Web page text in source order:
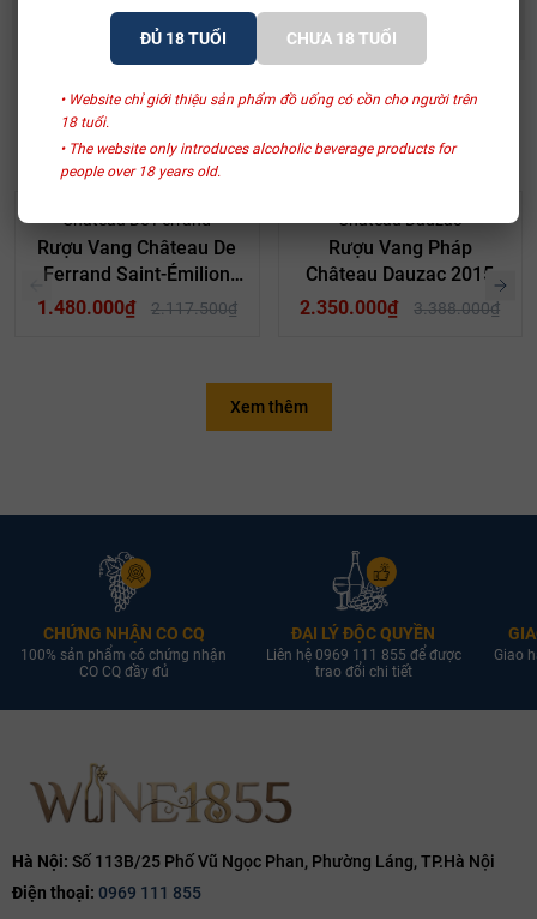
ĐỦ 18 TUỔI CHƯA 18 TUỔI
• Website chỉ giới thiệu sản phẩm đồ uống có cồn cho người trên
18 tuổi.
• The website only introduces alcoholic beverage products for
people over 18 years old.
Château De Ferrand
Rượu Vang Château De
Ferrand Saint-Émilion
Grand Cru 2018
1.480.000₫ 2.117.500₫
Château Dauzac
Rượu Vang Pháp
Château Dauzac 2015
2.350.000₫
3.388.000₫
Xem thêm
CHỨNG NHẬN CO CQ
100% sản phẩm có chứng nhận
CO CQ đầy đủ
ĐẠI LÝ ĐỘC QUYỀN
Liên hệ 0969 111 855 để được
trao đổi chi tiết
Giao
Hà Nội: Số 113B/25 Phố Vũ Ngọc Phan, Phường Láng, TP.Hà Nội
Điện thoại: 0969 111 855